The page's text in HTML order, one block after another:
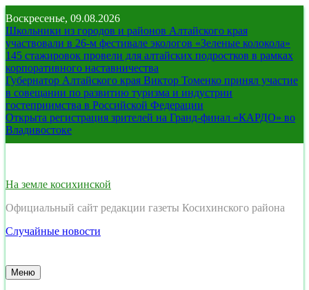
Перейти
к
содержимому
Воскресенье, 09.08.2026
Школьники из городов и районов Алтайского края
участвовали в 26-м фестивале экологов «Зеленые колокола»
145 стажировок провели для алтайских подростков в рамках
корпоративного наставничества
Губернатор Алтайского края Виктор Томенко принял участие
в совещании по развитию туризма и индустрии
гостеприимства в Российской Федерации
Открыта регистрация зрителей на Гранд-финал «КАРДО» во
Владивостоке
На земле косихинской
Официальный сайт редакции газеты Косихинского района
Случайные новости
Меню